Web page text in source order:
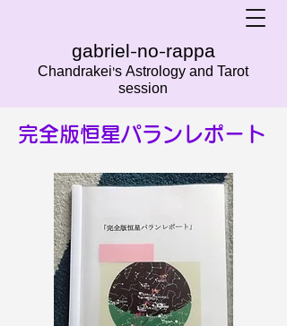
gabriel-no-rappa
Chandrakei's Astrology and Tarot
session
完全版恒星パランレポート